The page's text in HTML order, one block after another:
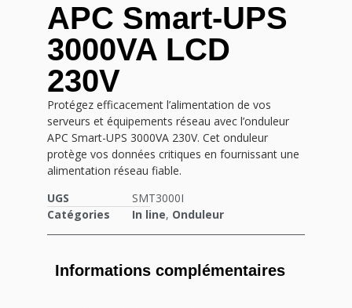
APC Smart-UPS
3000VA LCD
230V
Protégez efficacement l’alimentation de vos
serveurs et équipements réseau avec l’onduleur
APC Smart-UPS 3000VA 230V. Cet onduleur
protège vos données critiques en fournissant une
alimentation réseau fiable.
UGS
SMT3000I
Catégories
In line, Onduleur
Informations complémentaires